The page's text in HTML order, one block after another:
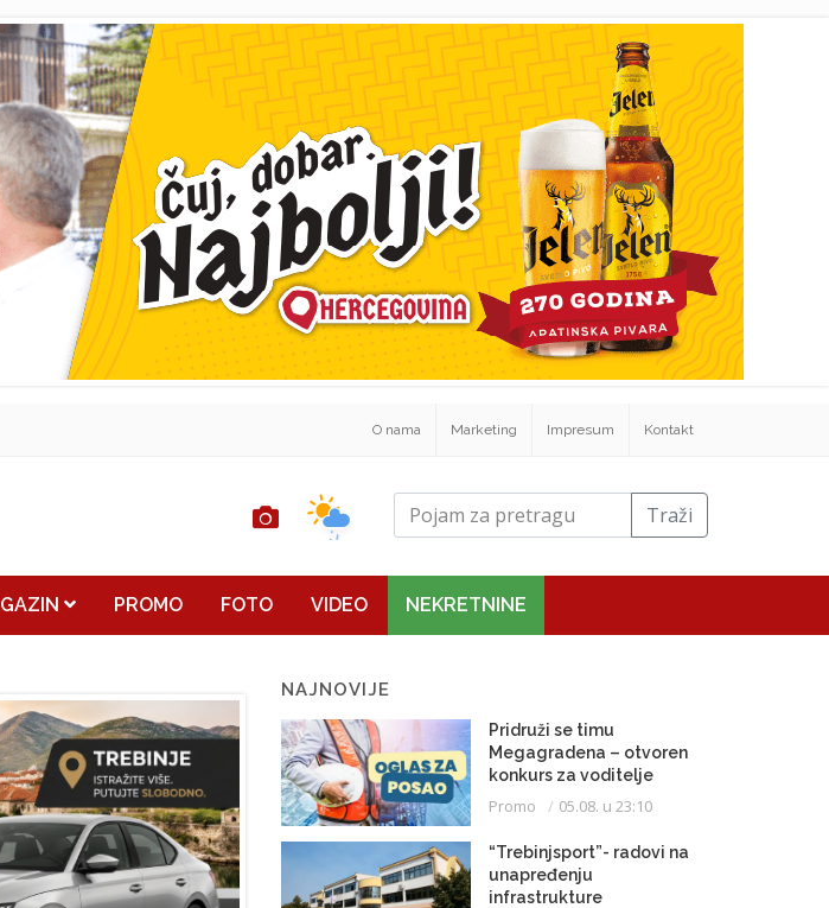
O nama Marketing Impresum Kontakt
Traži
PROMO FOTO VIDEO NEKRETNINE
NAJNOVIJE
Pridruži se timu
Megagradena – otvoren
konkurs za voditelje
gradilišta
Promo 05.08. u 23:10
“Trebinjsport”- radovi na
unapređenju
infrastrukture